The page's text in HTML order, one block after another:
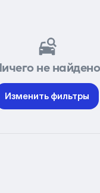
не найдено
Изменить фильтры